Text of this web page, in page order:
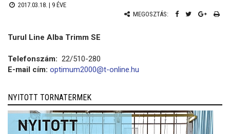
2017.03.18. | 9 ÉVE
MEGOSZTÁS:
Turul Line Alba Trimm SE
Telefonszám: 22/510-280
E-mail cím: optimum2000@t-online.hu
NYITOTT TORNATERMEK